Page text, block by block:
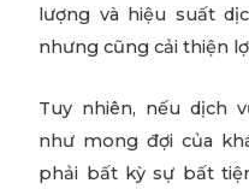
lượng và hiệu suất
nhưng cũng cải thiện
Tuy nhiên, nếu dịch
như mong đợi của
phải bất kỳ sự bất